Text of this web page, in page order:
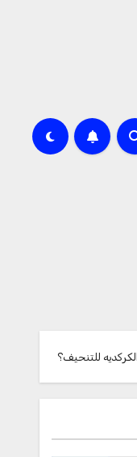
للتنحيف؟